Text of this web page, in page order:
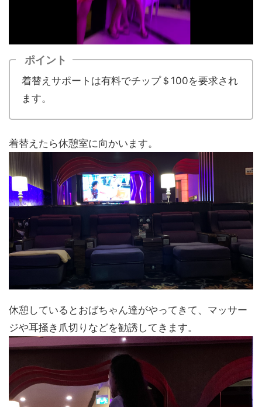
ポイント
着替えサポートは有料でチップ＄100を要求され
ます。
着替えたら休憩室に向かいます。
休憩しているとおばちゃん達がやってきて、マッサー
ジや耳掻き爪切りなどを勧誘してきます。